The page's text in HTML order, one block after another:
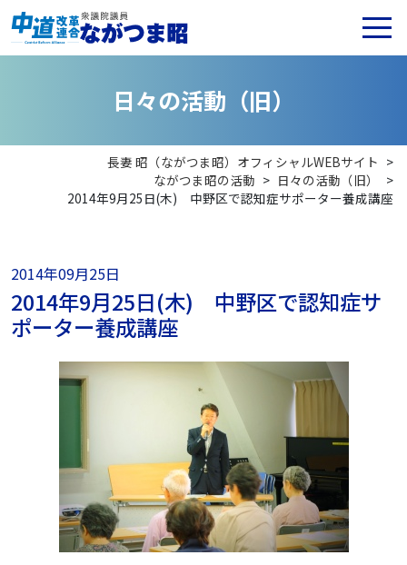
日々の活動 （旧）
長妻 昭（ながつま昭）オフィシャルWEBサイト >
ながつま昭の活動 > 日々の活動（旧）
>
2014年9月25日(木) 中野区で認知症サポーター養成講座
2014年09月25日
2014年9月25日(木) 中野区で認知症サ
ポーター養成講座